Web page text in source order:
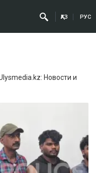
ҚАЗ РУС
Новости и